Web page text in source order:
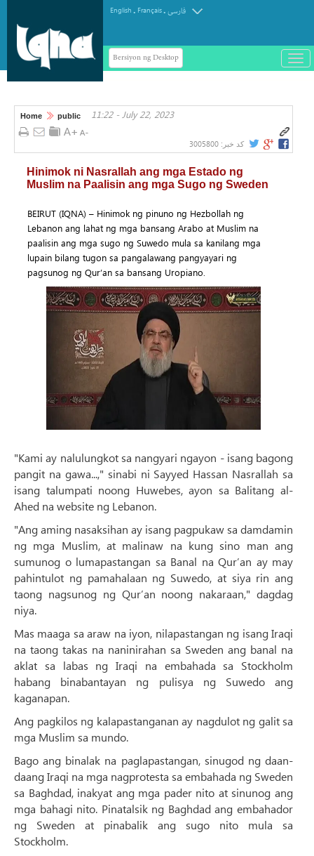
English . Français.فارسی
Bersiyon ng Desktop
باز
و
Home public 11:22 - July 22, 2023
کد خبر: 3005800
Hinimok ni Nasrallah ang mga Estado ng
Muslim na Paalisin ang mga Sugo ng Sweden
BEIRUT (IQNA) – Hinimok ng pinuno ng Hezbollah ng
Lebanon ang lahat ng mga bansang Arabo at Muslim na
paalisin ang mga sugo ng Suwedo mula sa kanilang mga
lupain bilang tugon sa pangalawang pangyayari ng
pagsunog ng Qur’an sa bansang Uropiano.
"Kami ay nalulungkot sa nangyari ngayon - isang bagong
pangit na gawa...," sinabi ni Sayyed Hassan Nasrallah sa
isang talumpati noong Huwebes, ayon sa Balitang al-
Ahed na website ng Lebanon.
"Ang aming nasaksihan ay isang pagpukaw sa damdamin
ng mga Muslim, at malinaw na kung sino man ang
sumunog o lumapastangan sa Banal na Qur’an ay may
pahintulot ng pamahalaan ng Suwedo, at siya rin ang
taong nagsunog ng Qur’an noong nakaraan," dagdag
niya.
Mas maaga sa araw na iyon, nilapastangan ng isang Iraqi
na taong takas na naninirahan sa Sweden ang banal na
aklat sa labas ng Iraqi na embahada sa Stockholm
habang binabantayan ng pulisya ng Suwedo ang
kaganapan.
Ang pagkilos ng kalapastanganan ay nagdulot ng galit sa
mga Muslim sa mundo.
Bago ang binalak na paglapastangan, sinugod ng daan-
daang Iraqi na mga nagprotesta sa embahada ng Sweden
sa Baghdad, inakyat ang mga pader nito at sinunog ang
mga bahagi nito. Pinatalsik ng Baghdad ang embahador
ng Sweden at pinabalik ang sugo nito mula sa
Stockholm.